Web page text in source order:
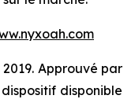
Approuvé par
disponible